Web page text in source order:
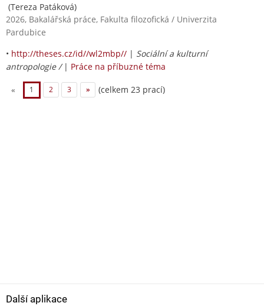
(Tereza Patáková)
2026, Bakalářská práce, Fakulta filozofická / Univerzita
Pardubice
• http://theses.cz/id//wl2mbp// | Sociální a kulturní
antropologie / | Práce na příbuzné téma
« 1 2 3 » (celkem 23 prací)
Další aplikace